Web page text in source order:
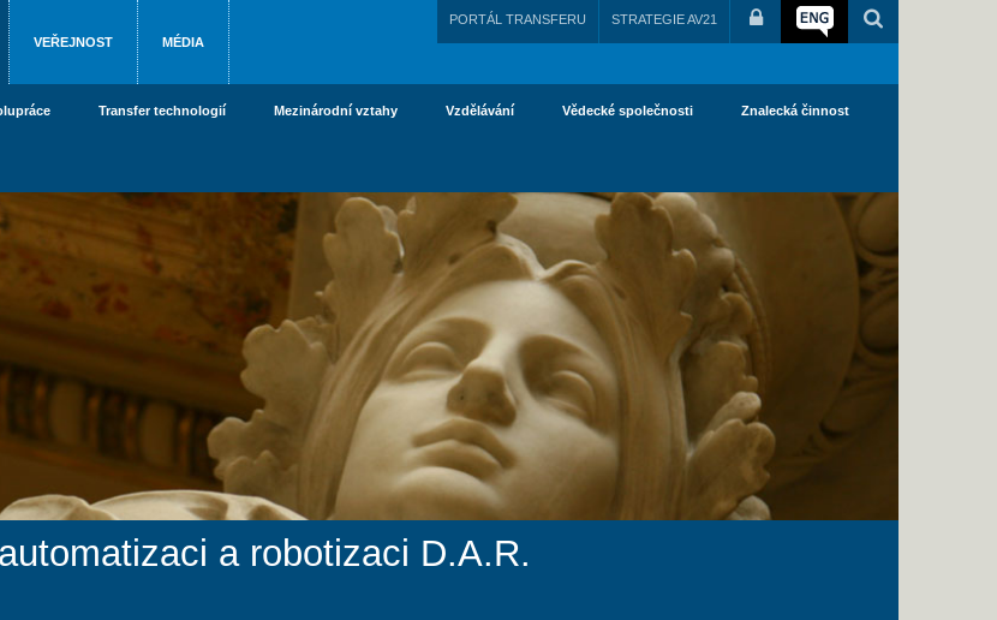
VEŘEJNOST MÉDIA
PORTÁL TRANSFERU STRATEGIE AV21
Transfer technologií Mezinárodní vztahy Vzdělávání Vědecké společnosti Znalecká činnost
a robotizaci D.A.R.